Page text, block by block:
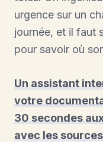
urgence sur un
journée, et il faut
pour savoir où
Un assistant
votre
30 secondes
avec les